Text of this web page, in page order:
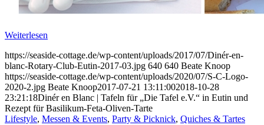
Weiterlesen
https://seaside-cottage.de/wp-content/uploads/2017/07/Dinér-en-
blanc-Rotary-Club-Eutin-2017-03.jpg 640 640 Beate Knoop
https://seaside-cottage.de/wp-content/uploads/2020/07/S-C-Logo-
2020-2.jpg Beate Knoop2017-07-21 13:11:002018-10-28
23:21:18Dinér en Blanc | Tafeln für „Die Tafel e.V.“ in Eutin und
Rezept für Basilikum-Feta-Oliven-Tarte
Lifestyle, Messen & Events, Party & Picknick, Quiches & Tartes